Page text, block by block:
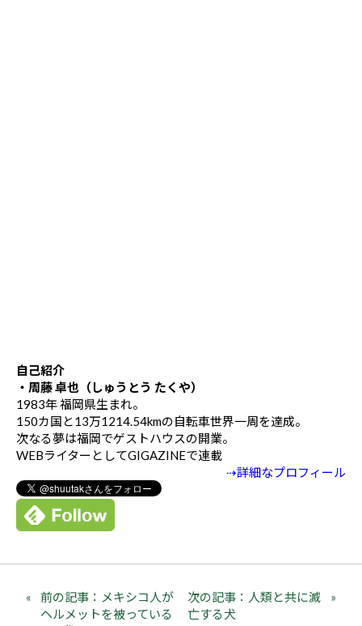
自己紹介
・周藤 卓也（しゅうとう たくや）
1983年 福岡県生まれ。
150カ国と13万1214.54kmの自転車世界一周を達成。
次なる夢は福岡でゲストハウスの開業。
WEBライターとしてGIGAZINEで連載
⇢詳細なプロフィール
前の記事：メキシコ人が
ヘルメットを被っている
次の記事：人類と共に滅
亡する犬